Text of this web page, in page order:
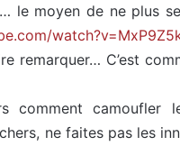
le moyen de ne plus
remarquer… C’est
comment
ne faites pas les